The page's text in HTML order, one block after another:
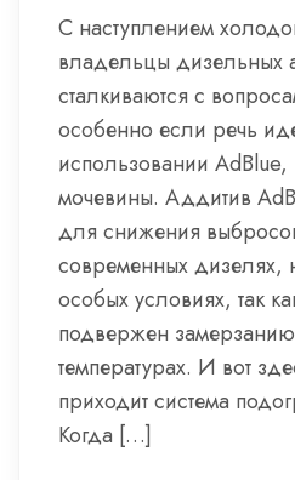
С наступлением
владельцы дизельных
сталкиваются с
особенно если речь
использовании
мочевины. Аддитив
для снижения
современных дизелях,
особых условиях, так
подвержен
температурах. И вот
приходит система
Когда […]